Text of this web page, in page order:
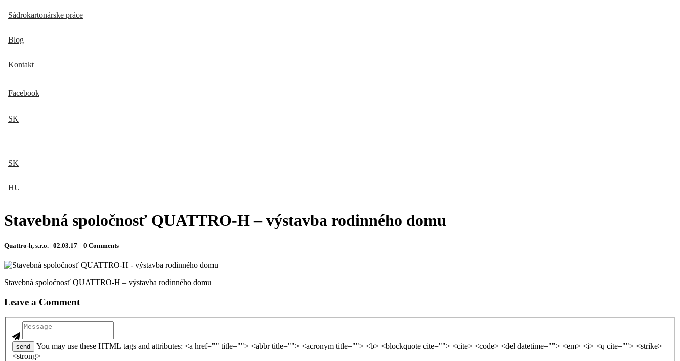
Sádrokartonárske práce
Blog
Kontakt
Facebook
SK
SK
HU
Stavebná spoločnosť QUATTRO-H – výstavba rodinného domu
Quattro-h, s.r.o. | 02.03.17| | 0 Comments
Stavebná spoločnosť QUATTRO-H – výstavba rodinného domu
Leave a Comment
send
You may use these HTML tags and attributes: <a href="" title=""> <abbr title=""> <acronym title=""> <b> <blockquote cite=""> <cite> <code> <del datetime=""> <em> <i> <q cite=""> <strike>
<strong>